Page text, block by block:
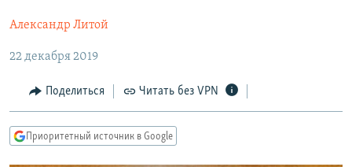
Вернутся
навигации
Вернутся
поиску
МНЕНИЯ
КУЛЬТУРА
IDEL.РЕАЛИИ
СЕВЕР.РЕАЛИИ
Александр Литой
22 декабря 2019
Поделиться Читать без VPN
Приоритетный источник в Google